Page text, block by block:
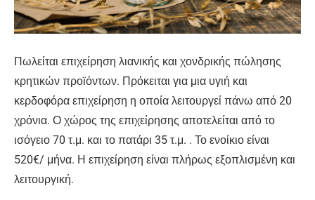
Πωλείται επιχείρηση λιανικής και χονδρικής πώλησης
κρητικών προϊόντων. Πρόκειται για μια υγιή και
κερδοφόρα επιχείρηση η οποία λειτουργεί πάνω από 20
χρόνια. Ο χώρος της επιχείρησης αποτελείται από το
ισόγειο 70 τ.μ. και το πατάρι 35 τ.μ. . Το ενοίκιο είναι
520€/ μήνα. Η επιχείρηση είναι πλήρως εξοπλισμένη και
λειτουργική.